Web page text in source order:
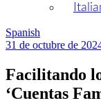
Spanish
31 de octubre de
Facilitando
‘Cuentas